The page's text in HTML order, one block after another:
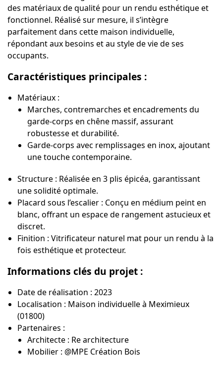
des matériauxde qualité pour un rendu esthétique et
fonctionnel. Réalisé sur mesure, il s’intègre
parfaitement dans cette maison individuelle,
répondant aux besoins et au style de vie de ses
occupants.
Caractéristiques principales :
Matériaux :
Marches, contremarches et encadrements du
garde-corps en chêne massif, assurant
robustesse et durabilité.
Garde-corps avec remplissages en inox, ajoutant
une touche contemporaine.
Structure : Réalisée en 3 plis épicéa, garantissant
une solidité optimale.
Placard sous l’escalier : Conçu en médium peint en
blanc, offrant un espace de rangement astucieux et
discret.
Finition : Vitrificateur naturel mat pour un rendu à la
fois esthétique et protecteur.
Informations clés du projet :
Date de réalisation : 2023
Localisation : Maison individuelle à Meximieux
(01800)
Partenaires :
Architecte : Re architecture
Mobilier : @MPE Création Bois